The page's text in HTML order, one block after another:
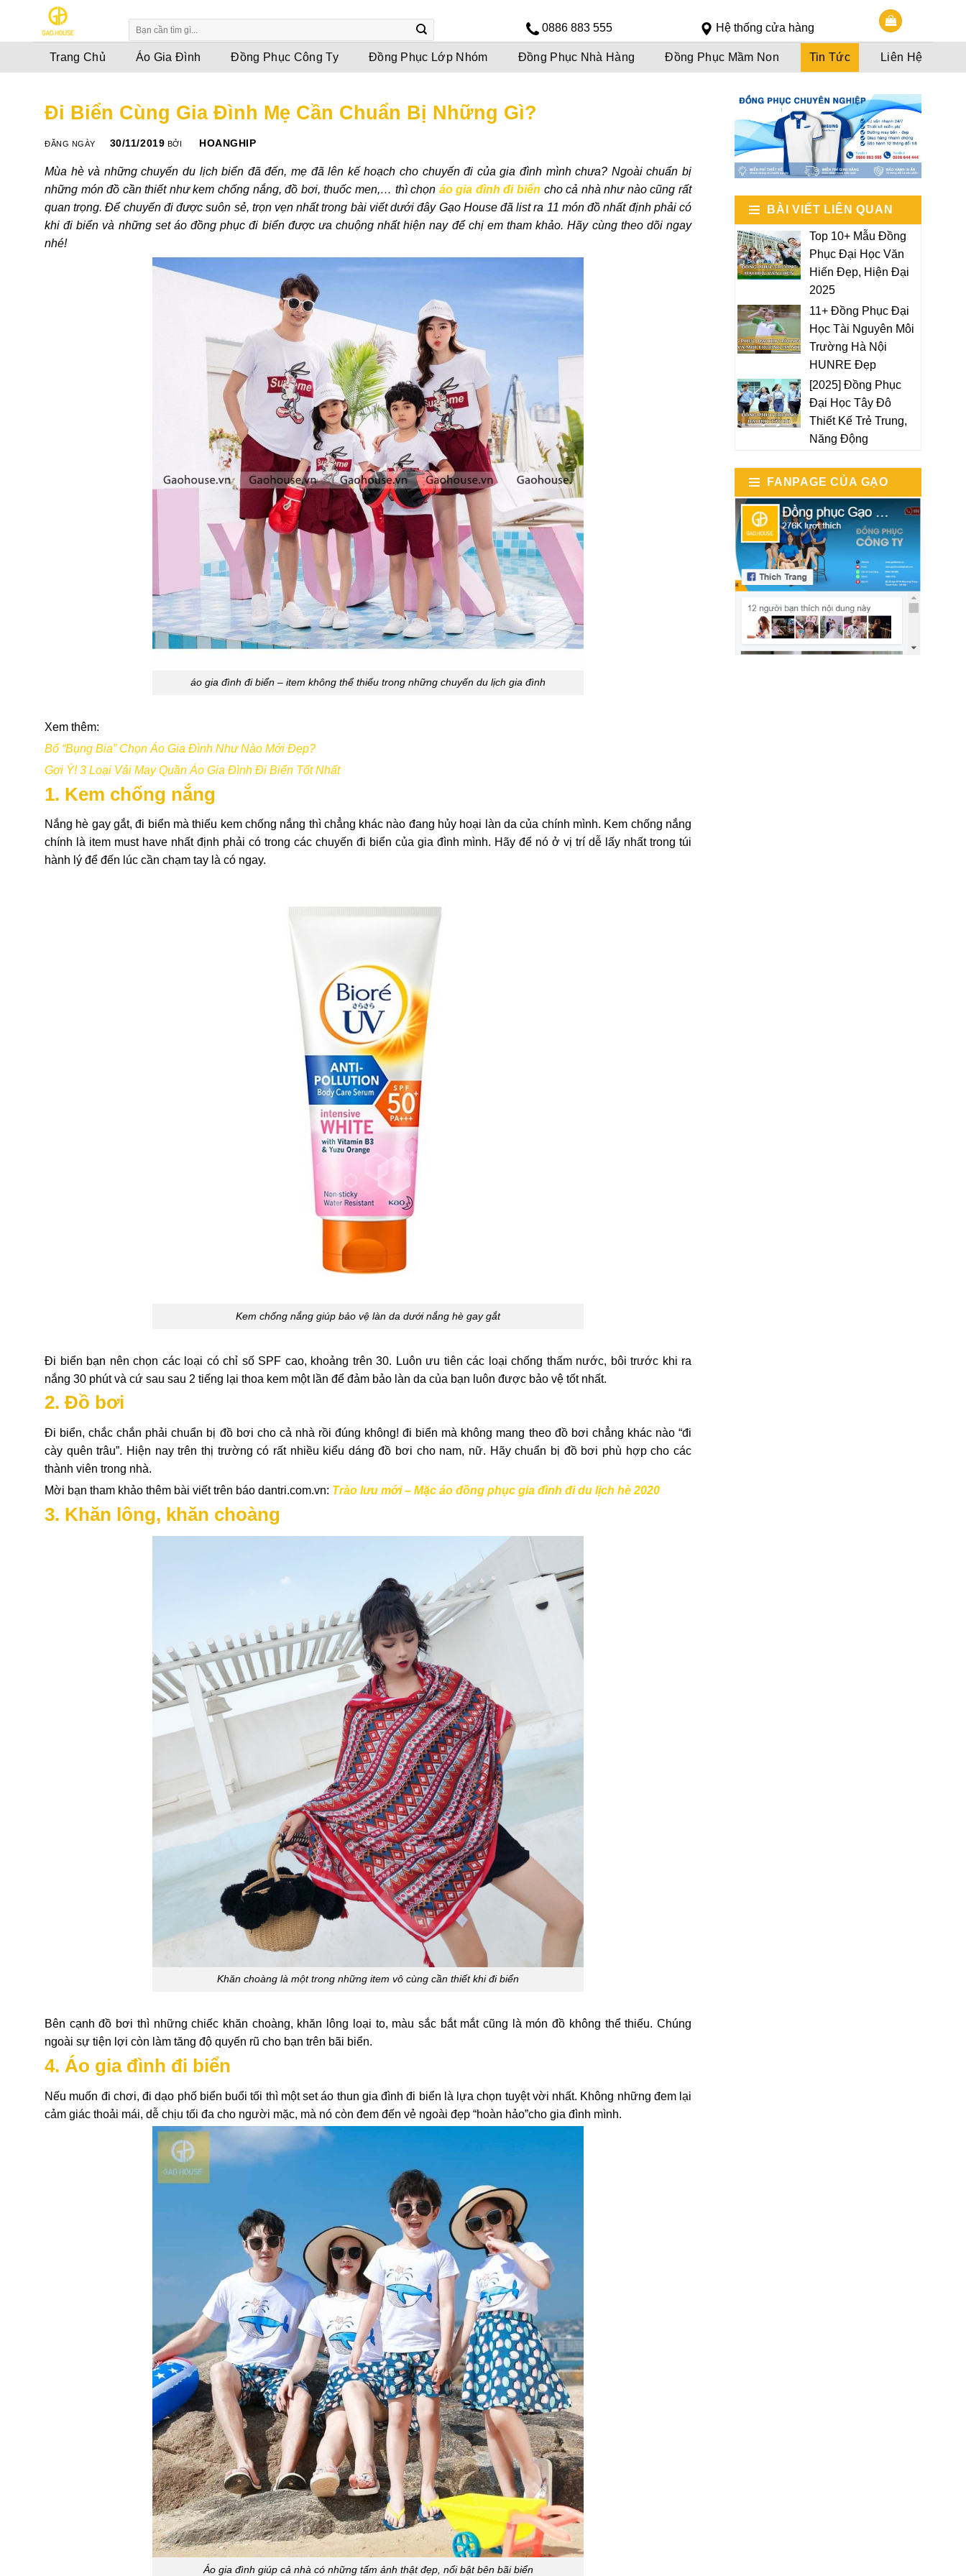
content
0886 883 555 Hệ thống cửa hàng
Trang Chủ Áo Gia Đình Đồng Phục Công Ty Đồng Phục Lớp Nhóm Đồng Phục Nhà Hàng Đồng Phục Mầm Non Tin Tức Liên Hệ
Đi Biển Cùng Gia Đình Mẹ Cần Chuẩn Bị Những Gì?
ĐĂNG NGÀY 30/11/2019 BỞI HOANGHIP
Mùa hè và những chuyến du lịch biển đã đến, mẹ đã lên kế hoạch cho chuyến đi của gia đình mình chưa? Ngoài chuẩn bị
những món đồ cần thiết như kem chống nắng, đồ bơi, thuốc men,… thì chọn áo gia đình đi biển cho cả nhà như nào cũng rất
quan trọng. Để chuyến đi được suôn sẻ, trọn vẹn nhất trong bài viết dưới đây Gạo House đã list ra 11 món đồ nhất định phải có
khi đi biển và những set áo đồng phục đi biển được ưa chuộng nhất hiện nay để chị em tham khảo. Hãy cùng theo dõi ngay
nhé!
áo gia đình đi biển – item không thể thiếu trong những chuyến du lịch gia đình
Xem thêm:
Bố “Bụng Bia” Chọn Áo Gia Đình Như Nào Mới Đẹp?
Gợi Ý! 3 Loại Vải May Quần Áo Gia Đình Đi Biển Tốt Nhất
1. Kem chống nắng
Nắng hè gay gắt, đi biển mà thiếu kem chống nắng thì chẳng khác nào đang hủy hoại làn da của chính mình. Kem chống nắng
chính là item must have nhất định phải có trong các chuyến đi biển của gia đình mình. Hãy để nó ở vị trí dễ lấy nhất trong túi
hành lý để đến lúc cần chạm tay là có ngay.
Kem chống nắng giúp bảo vệ làn da dưới nắng hè gay gắt
Đi biển bạn nên chọn các loại có chỉ số SPF cao, khoảng trên 30. Luôn ưu tiên các loại chống thấm nước, bôi trước khi ra
nắng 30 phút và cứ sau sau 2 tiếng lại thoa kem một lần để đảm bảo làn da của bạn luôn được bảo vệ tốt nhất.
2. Đồ bơi
Đi biển, chắc chắn phải chuẩn bị đồ bơi cho cả nhà rồi đúng không! đi biển mà không mang theo đồ bơi chẳng khác nào “đi
cày quên trâu”. Hiện nay trên thị trường có rất nhiều kiểu dáng đồ bơi cho nam, nữ. Hãy chuẩn bị đồ bơi phù hợp cho các
thành viên trong nhà.
Mời bạn tham khảo thêm bài viết trên báo dantri.com.vn: Trào lưu mới – Mặc áo đồng phục gia đình đi du lịch hè 2020
3. Khăn lông, khăn choàng
Khăn choàng là một trong những item vô cùng cần thiết khi đi biển
Bên cạnh đồ bơi thì những chiếc khăn choàng, khăn lông loại to, màu sắc bắt mắt cũng là món đồ không thể thiếu. Chúng
ngoài sự tiện lợi còn làm tăng độ quyến rũ cho bạn trên bãi biển.
4. Áo gia đình đi biển
Nếu muốn đi chơi, đi dạo phố biển buổi tối thì một set áo thun gia đình đi biển là lựa chọn tuyệt vời nhất. Không những đem lại
cảm giác thoải mái, dễ chịu tối đa cho người mặc, mà nó còn đem đến vẻ ngoài đẹp “hoàn hảo”cho gia đình mình.
Áo gia đình giúp cả nhà có những tấm ảnh thật đẹp, nổi bật bên bãi biển
BÀI VIẾT LIÊN QUAN
Top 10+ Mẫu Đồng
Phục Đại Học Văn
Hiến Đẹp, Hiện Đại
2025
11+ Đồng Phục Đại
Học Tài Nguyên Môi
Trường Hà Nội
HUNRE Đẹp
[2025] Đồng Phục
Đại Học Tây Đô
Thiết Kế Trẻ Trung,
Năng Động
FANPAGE CỦA GẠO
HOUSE